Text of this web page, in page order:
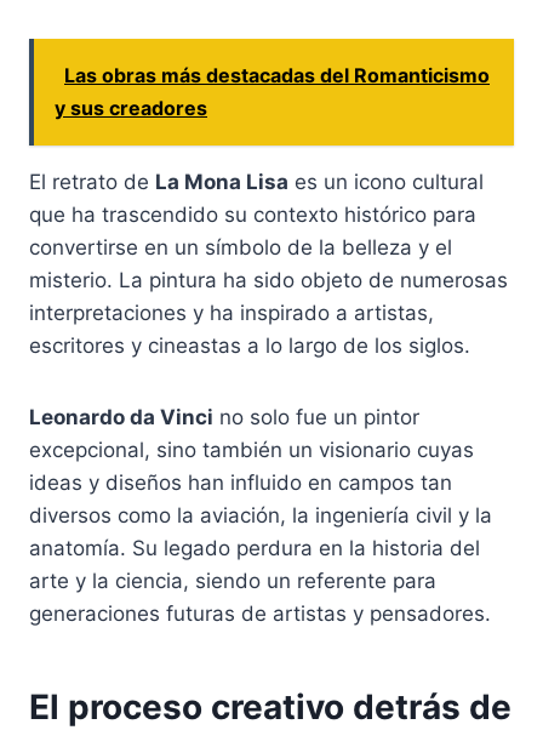
Las obras más destacadas del Romanticismo
y sus creadores
El retrato de La Mona Lisa es un icono cultural
que ha trascendido su contexto histórico para
convertirse en un símbolo de la belleza y el
misterio. La pintura ha sido objeto de numerosas
interpretaciones y ha inspirado a artistas,
escritores y cineastas a lo largo de los siglos.
Leonardo da Vinci no solo fue un pintor
excepcional, sino también un visionario cuyas
ideas y diseños han influido en campos tan
diversos como la aviación, la ingeniería civil y la
anatomía. Su legado perdura en la historia del
arte y la ciencia, siendo un referente para
generaciones futuras de artistas y pensadores.
El proceso creativo detrás de